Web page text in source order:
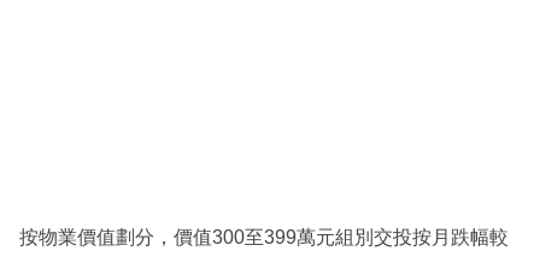
按物業價值劃分，價值300至399萬元組別交投按月跌幅較